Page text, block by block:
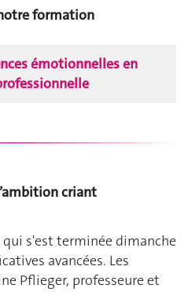
formation
émotionnelles en
criant
s'est terminée dimanche
avancées. Les
Pflieger, professeure et